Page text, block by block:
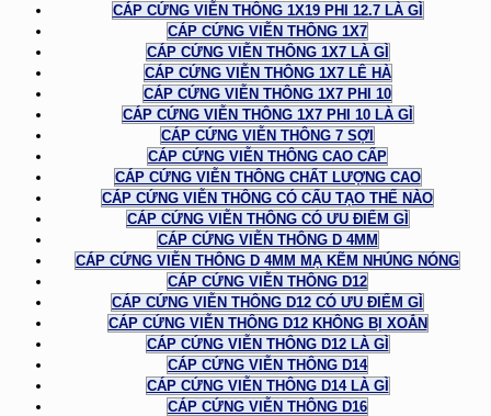
CÁP CỨNG VIỄN THÔNG 1X19 PHI 12.7 LÀ GÌ
CÁP CỨNG VIỄN THÔNG 1X7
CÁP CỨNG VIỄN THÔNG 1X7 LÀ GÌ
CÁP CỨNG VIỄN THÔNG 1X7 LÊ HÀ
CÁP CỨNG VIỄN THÔNG 1X7 PHI 10
CÁP CỨNG VIỄN THÔNG 1X7 PHI 10 LÀ GÌ
CÁP CỨNG VIỄN THÔNG 7 SỢI
CÁP CỨNG VIỄN THÔNG CAO CẤP
CÁP CỨNG VIỄN THÔNG CHẤT LƯỢNG CAO
CÁP CỨNG VIỄN THÔNG CÓ CẤU TẠO THẾ NÀO
CÁP CỨNG VIỄN THÔNG CÓ ƯU ĐIỂM GÌ
CÁP CỨNG VIỄN THÔNG D 4MM
CÁP CỨNG VIỄN THÔNG D 4MM MẠ KẼM NHÚNG NÓNG
CÁP CỨNG VIỄN THÔNG D12
CÁP CỨNG VIỄN THÔNG D12 CÓ ƯU ĐIỂM GÌ
CÁP CỨNG VIỄN THÔNG D12 KHÔNG BỊ XOẮN
CÁP CỨNG VIỄN THÔNG D12 LÀ GÌ
CÁP CỨNG VIỄN THÔNG D14
CÁP CỨNG VIỄN THÔNG D14 LÀ GÌ
CÁP CỨNG VIỄN THÔNG D16